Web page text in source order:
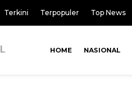
Terkini Terpopuler Top News
HOME NASIONAL